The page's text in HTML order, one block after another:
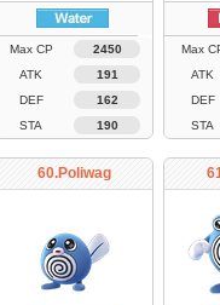
Max CP
2450
ATK
191
DEF
162
STA
190
Max
ATK
DEF
STA
60.Poliwag